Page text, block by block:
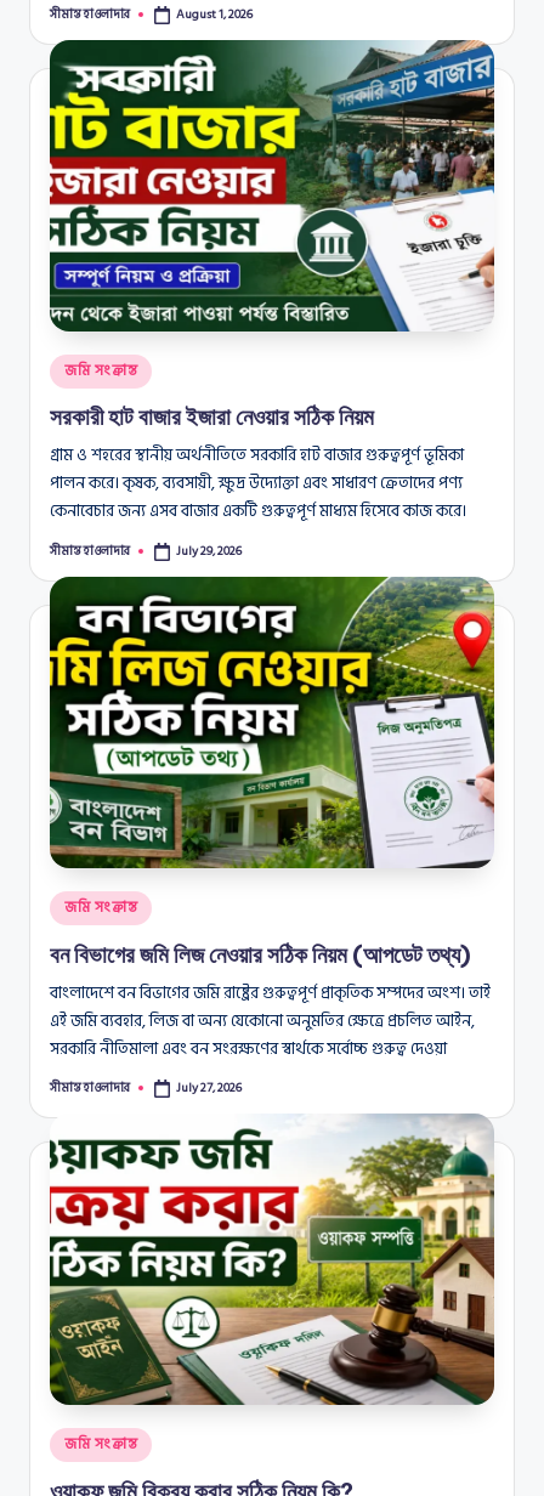
Posted
সীমান্ত হাওলাদার August 1, 2026
Posted
in
জমি সংক্রান্ত
সরকারী হাট বাজার ইজারা নেওয়ার সঠিক নিয়ম
গ্রাম ও শহরের স্থানীয় অর্থনীতিতে সরকারি হাট বাজার গুরুত্বপূর্ণ ভূমিকা
পালন করে। কৃষক, ব্যবসায়ী, ক্ষুদ্র উদ্যোক্তা এবং সাধারণ ক্রেতাদের পণ্য
কেনাবেচার জন্য এসব বাজার একটি গুরুত্বপূর্ণ মাধ্যম হিসেবে কাজ করে।
Posted
সীমান্ত হাওলাদার July 29, 2026
Posted
in
জমি সংক্রান্ত
বন বিভাগের জমি লিজ নেওয়ার সঠিক নিয়ম (আপডেট তথ্য)
বাংলাদেশে বন বিভাগের জমি রাষ্ট্রের গুরুত্বপূর্ণ প্রাকৃতিক সম্পদের অংশ। তাই
এই জমি ব্যবহার, লিজ বা অন্য যেকোনো অনুমতির ক্ষেত্রে প্রচলিত আইন,
সরকারি নীতিমালা এবং বন সংরক্ষণের স্বার্থকে সর্বোচ্চ গুরুত্ব দেওয়া
Posted
সীমান্ত হাওলাদার July 27, 2026
Posted
in
জমি সংক্রান্ত